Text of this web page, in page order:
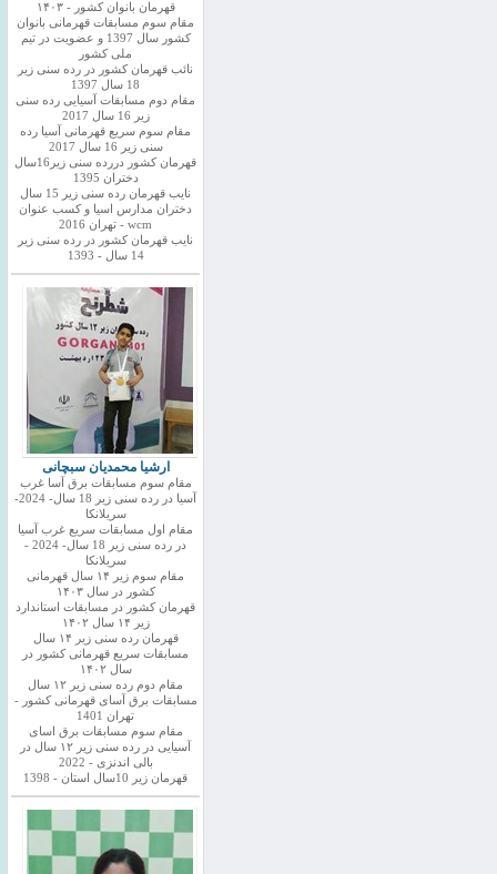
قهرمان بانوان کشور - ۱۴۰۳
مقام سوم مسابقات قهرمانی بانوان
کشور سال 1397 و عضویت در تیم
ملی کشور
نائب قهرمان کشور در رده سنی زیر
18 سال 1397
مقام دوم مسابقات آسیایی رده سنی
زیر 16 سال 2017
مقام سوم سریع قهرمانی آسیا رده
سنی زیر 16 سال 2017
قهرمان کشور دررده سنی زیر16سال
دختران 1395
نایب قهرمان رده سنی زیر 15 سال
دختران مدارس اسیا و کسب عنوان
wcm - تهران 2016
نایب قهرمان کشور در رده سنی زیر
14 سال - 1393
ارشیا محمدیان سبچانی
مقام سوم مسابقات برق آسا غرب
آسیا در رده سنی زیر 18 سال- 2024-
سریلانکا
مقام اول مسابقات سریع غرب آسیا
در رده سنی زیر 18 سال- 2024 -
سریلانکا
مقام سوم زیر ۱۴ سال قهرمانی
کشور در سال ۱۴۰۳
قهرمان کشور در مسابقات استاندارد
زیر ۱۴ سال ۱۴۰۲
قهرمان رده سنی زیر ۱۴ سال
مسابقات سریع قهرمانی کشور در
سال ۱۴۰۲
مقام دوم رده سنی زیر ۱۲ سال
مسابقات برق آسای قهرمانی کشور -
تهران 1401
مقام سوم مسابقات برق اسای
آسیایی در رده سنی زیر ۱۲ سال در
بالی اندنزی - 2022
قهرمان زیر 10سال استان - 1398